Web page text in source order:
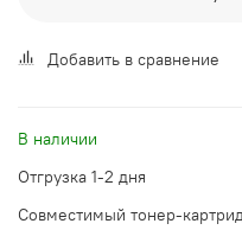
Добавить в сравнение
В наличии
Отгрузка 1-2 дня
Совместимый тонер-